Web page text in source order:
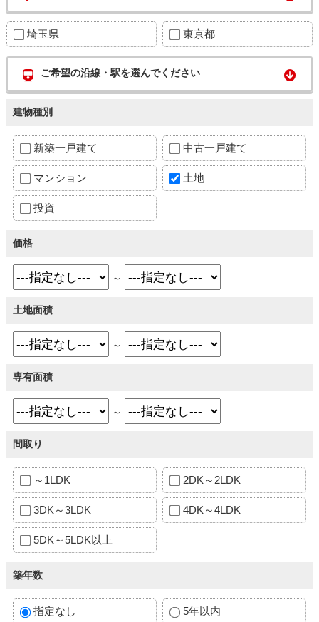
埼玉県 東京都
ご希望の沿線・駅を選んでください
建物種別
新築一戸建て 中古一戸建て
マンション 土地
投資
価格
～
土地面積
～
専有面積
～
間取り
～1LDK 2DK～2LDK
3DK～3LDK 4DK～4LDK
5DK～5LDK以上
築年数
指定なし 5年以内